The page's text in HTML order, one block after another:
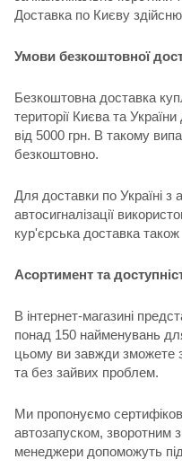
Доставка по Києву
Умови безкоштовної
Безкоштовна доставка
території Києва та
від 5000 грн. В такому
безкоштовно.
Для доставки по Україні з
автосигналізації
кур'єрська доставка
Асортимент та
В інтернет-магазині
понад 150 найменувань
цьому ви завжди зможете
та без зайвих проблем.
Ми пропонуємо
автозапуском, зворотним
менеджери допоможуть